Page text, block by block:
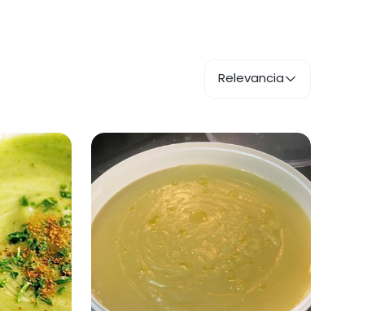
Relevancia